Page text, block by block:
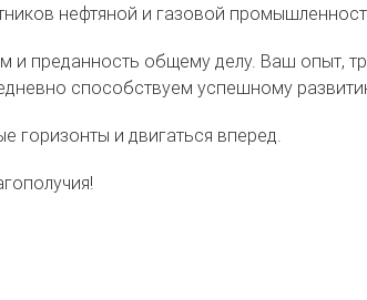
нефтяной и газовой
и преданность общему делу. Ваш опыт,
способствуем успешному
горизонты и двигаться вперед.